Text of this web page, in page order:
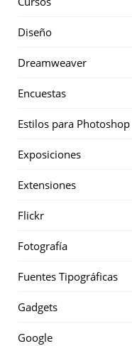
Diseño
Dreamweaver
Encuestas
Estilos para Photoshop
Exposiciones
Extensiones
Flickr
Fotografía
Fuentes Tipográficas
Gadgets
Google